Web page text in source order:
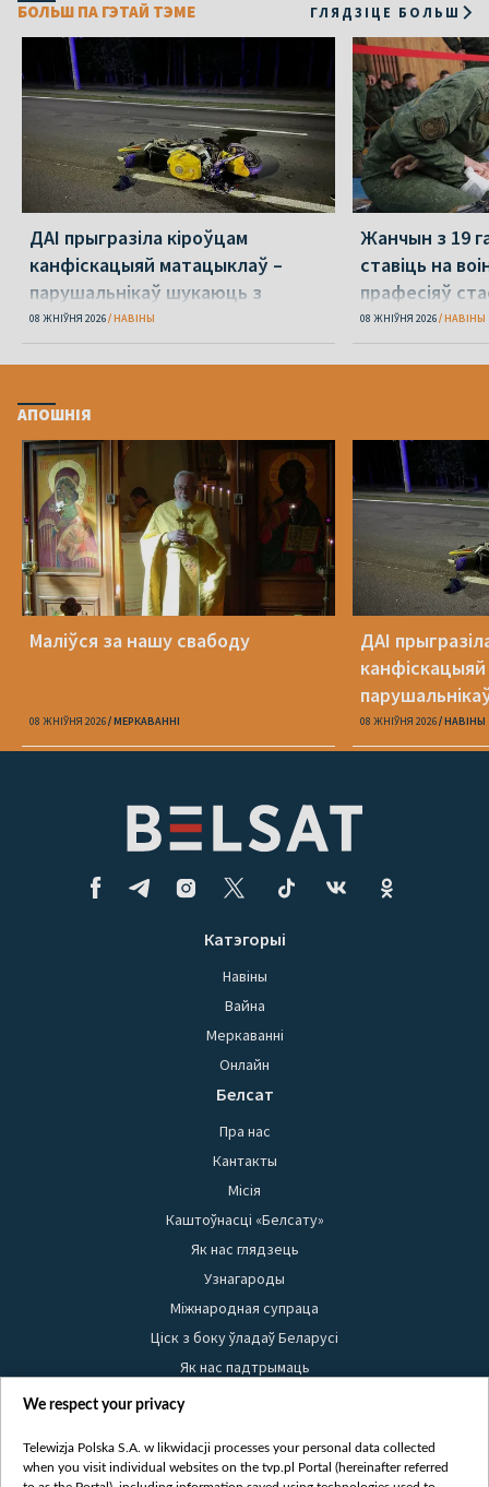
БОЛЬШ ПА ГЭТАЙ ТЭМЕ ГЛЯДЗІЦЕ БОЛЬШ
ДАІ прыгразіла кіроўцам
канфіскацыяй матацыклаў –
парушальнікаў шукаюць з
дронамі
08 ЖНІЎНЯ 2026 НАВІНЫ
Жанчын з 19
ставіць на
прафесіяў
08 ЖНІЎНЯ 2026 НАВІНЫ
АПОШНІЯ
Маліўся за нашу свабоду
08 ЖНІЎНЯ 2026 МЕРКАВАННI
ДАІ
дронамі
08 ЖНІЎНЯ 2026 НАВІНЫ
Катэгорыі
Навіны
Вайна
Меркаванні
Онлайн
Белсат
Пра нас
Кантакты
Місія
Каштоўнасці «Белсату»
Як нас глядзець
Узнагароды
Міжнародная супраца
Ціск з боку ўладаў Беларусі
Як нас падтрымаць
Правілы выкарыстання матэрыялаў
Бяспека
We respect your privacy
Telewizja Polska S.A. w likwidacji processes your personal data collected
when you visit individual websites on the tvp.pl Portal (hereinafter referred